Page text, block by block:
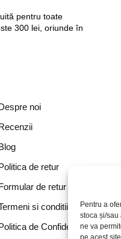
Pentru a
stoca și/sau
ne va
pe acest
pentru toate
300 lei, oriunde în
noi
de retur
de retur
si conditii
de Confidențialitate